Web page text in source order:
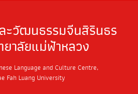
ะวัฒนธรรมจีนสิรินธร
ยาลัยแม่ฟ้าหลวง
Language and Culture Centre,
Fah Luang University